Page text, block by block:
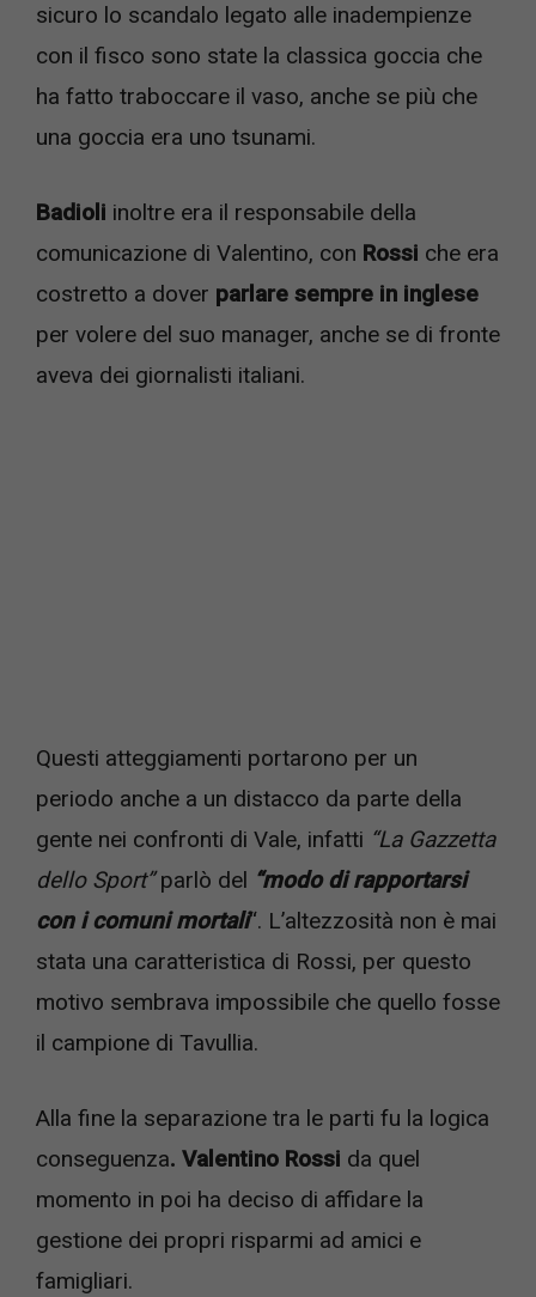
sicuro lo scandalo legato alle inadempienze
con il fisco sono state la classica goccia che
ha fatto traboccare il vaso, anche se più che
una goccia era uno tsunami.
Badioli inoltre era il responsabile della
comunicazione di Valentino, con Rossi che era
costretto a dover parlare sempre in inglese
per volere del suo manager, anche se di fronte
aveva dei giornalisti italiani.
Questi atteggiamenti portarono per un
periodo anche a un distacco da parte della
gente nei confronti di Vale, infatti “La Gazzetta
dello Sport”parlò del “modo di rapportarsi
con i comuni mortali“. L’altezzosità non è mai
stata una caratteristica di Rossi, per questo
motivo sembrava impossibile che quello fosse
il campione di Tavullia.
Alla fine la separazione tra le parti fu la logica
conseguenza. Valentino Rossi da quel
momento in poi ha deciso di affidare la
gestione dei propri risparmi ad amici e
famigliari.